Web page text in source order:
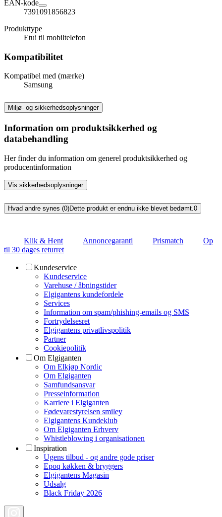
EAN-kode
7391091856823
Produkttype
Etui til mobiltelefon
Kompatibilitet
Kompatibel med (mærke)
Samsung
Miljø- og sikkerhedsoplysninger
Information om produktsikkerhed og
databehandling
Her finder du information om generel produktsikkerhed og
producentinformation
Vis sikkerhedsoplysninger
Hvad andre synes (0)Dette produkt er endnu ikke blevet bedømt. 0
Klik & Hent Annoncegaranti Prismatch
Op
til 30 dages returret
Kundeservice
Kundeservice
Varehuse / åbningstider
Elgigantens kundefordele
Services
Information om spam/phishing-emails og SMS
Fortrydelsesret
Elgigantens privatlivspolitik
Partner
Cookiepolitik
Om Elgiganten
Om Elkjøp Nordic
Om Elgiganten
Samfundsansvar
Presseinformation
Karriere i Elgiganten
Fødevarestyrelsen smiley
Elgigantens Kundeklub
Om Elgiganten Erhverv
Whistleblowing i organisationen
Inspiration
Ugens tilbud - og andre gode priser
Epoq køkken & bryggers
Elgigantens Magasin
Udsalg
Black Friday 2026